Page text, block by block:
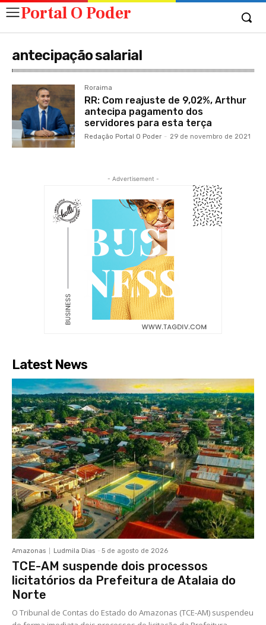
Portal O Poder
antecipação salarial
Roraima
RR: Com reajuste de 9,02%, Arthur
antecipa pagamento dos
servidores para esta terça
Redação Portal O Poder - 29 de novembro de 2021
- Advertisement -
Latest News
Amazonas Ludmila Dias - 5 de agosto de 2026
TCE-AM suspende dois processos
licitatórios da Prefeitura de Atalaia do
Norte
O Tribunal de Contas do Estado do Amazonas (TCE-AM) suspendeu